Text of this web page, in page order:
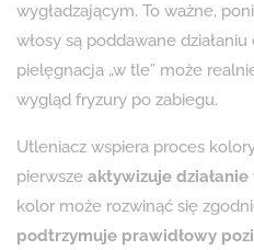
wygładzającym. To ważne,
włosy są poddawane
pielęgnacja „w tle” może
wygląd fryzury po zabiegu.
Utleniacz wspiera proces
pierwsze aktywizuje
kolor może rozwinąć się
podtrzymuje prawidłowy